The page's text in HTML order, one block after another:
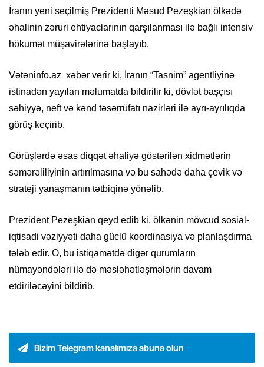
İranın yeni seçilmiş Prezidenti Məsud Pezeşkian ölkədə
əhalinin zəruri ehtiyaclarının qarşılanması ilə bağlı intensiv
hökumət müşavirələrinə başlayıb.
Vətəninfo.az xəbər verir ki, İranın “Tasnim” agentliyinə
istinadən yayılan məlumatda bildirilir ki, dövlət başçısı
səhiyyə, neft və kənd təsərrüfatı nazirləri ilə ayrı-ayrılıqda
görüş keçirib.
Görüşlərdə əsas diqqət əhaliyə göstərilən xidmətlərin
səmərəliliyinin artırılmasına və bu sahədə daha çevik və
strateji yanaşmanın tətbiqinə yönəlib.
Prezident Pezeşkian qeyd edib ki, ölkənin mövcud sosial-
iqtisadi vəziyyəti daha güclü koordinasiya və planlaşdırma
tələb edir. O, bu istiqamətdə digər qurumların
nümayəndələri ilə də məsləhətləşmələrin davam
etdiriləcəyini bildirib.
Bizim Telegram kanalımıza abunə olun